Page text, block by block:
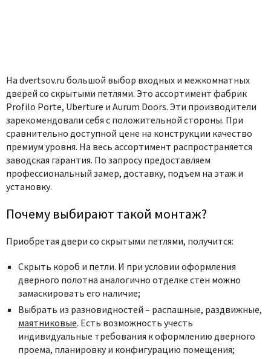
На dvertsov.ru большой выбор входных и межкомнатных
дверей со скрытыми петлями. Это ассортимент фабрик
Profilo Porte, Uberture и Aurum Doors. Эти производители
зарекомендовали себя с положительной стороны. При
сравнительно доступной цене на конструкции качество
премиум уровня. На весь ассортимент распространяется
заводская гарантия. По запросу предоставляем
профессиональный замер, доставку, подъем на этаж и
установку.
Почему выбирают такой монтаж?
Приобретая двери со скрытыми петлями, получится:
Скрыть короб и петли. И при условии оформления
дверного полотна аналогично отделке стен можно
замаскировать его наличие;
Выбрать из разновидностей – распашные, раздвижные,
маятниковые. Есть возможность учесть
индивидуальные требования к оформлению дверного
проема, планировку и конфигурацию помещения;